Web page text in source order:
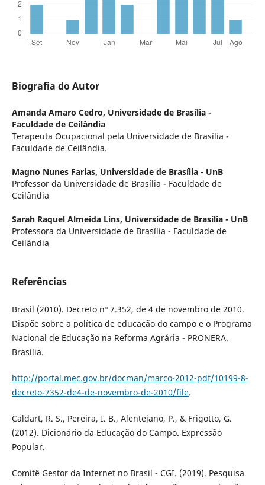
Biografia do Autor
Amanda Amaro Cedro, Universidade de Brasília -
Faculdade de Ceilândia
Terapeuta Ocupacional pela Universidade de Brasília -
Faculdade de Ceilândia.
Magno Nunes Farias, Universidade de Brasília - UnB
Professor da Universidade de Brasília - Faculdade de
Ceilândia
Sarah Raquel Almeida Lins, Universidade de Brasília - UnB
Professora da Universidade de Brasília - Faculdade de
Ceilândia
Referências
Brasil (2010). Decreto nº 7.352, de 4 de novembro de 2010.
Dispõe sobre a política de educação do campo e o Programa
Nacional de Educação na Reforma Agrária - PRONERA.
Brasília.
http://portal.mec.gov.br/docman/marco-2012-pdf/10199-8-
decreto-7352-de4-de-novembro-de-2010/file.
Caldart, R. S., Pereira, I. B., Alentejano, P., & Frigotto, G.
(2012). Dicionário da Educação do Campo. Expressão
Popular.
Comitê Gestor da Internet no Brasil - CGI. (2019). Pesquisa